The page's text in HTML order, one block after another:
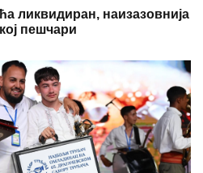
ликвидиран, наизазовнија
пешчари